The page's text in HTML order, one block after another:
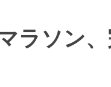
ラソン